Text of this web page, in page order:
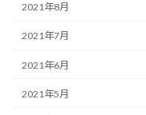
2021年8月
2021年7月
2021年6月
2021年5月